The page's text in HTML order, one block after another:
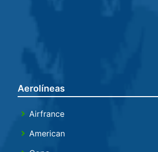
Aerolíneas
Airfrance
American